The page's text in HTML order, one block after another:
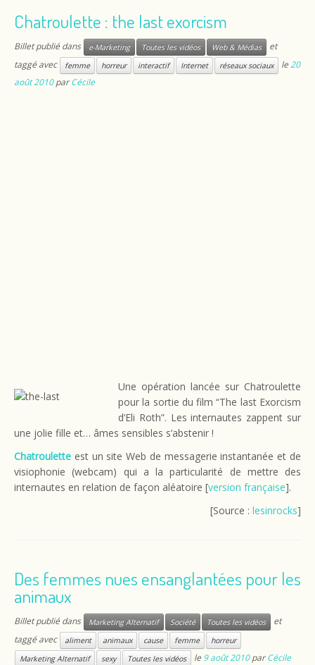
Chatroulette : the last exorcism
Billet publié dans e-Marketing Toutes les vidéos Web & Médias
et
taggé avec
femme horreur interactif Internet réseaux sociaux le20
août 2010 parCécile
Une opération lancée sur Chatroulette
pour la sortie du film “The last Exorcism
d’Eli Roth”. Les internautes zappent sur
une jolie fille et… âmes sensibles s’abstenir !
Chatroulette est un site Web de messagerie instantanée et de
visiophonie (webcam) qui a la particularité de mettre des
internautes en relation de façon aléatoire [version française].
[Source : lesinrocks]
Des femmes nues ensanglantées pour les
animaux
Billet publié dans Marketing Alternatif Société Toutes les vidéos
et
taggé avec
aliment animaux cause femme
horreur
Marketing Alternatif
sexy Toutes les vidéos le 9 août 2010 parCécile